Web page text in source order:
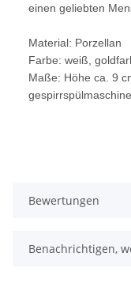
einen geliebten
Material: Porzellan
Farbe: weiß,
Maße: Höhe ca. 9
Bewertungen
Benachrichtigen,